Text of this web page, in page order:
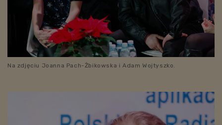
Na zdjęciu Joanna Pach-Żbikowska i Adam Wojtyszko.